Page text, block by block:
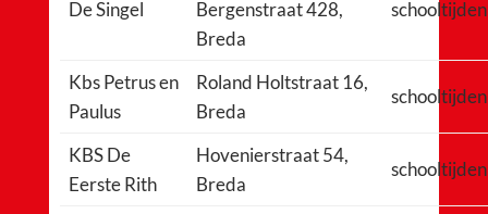
De Singel
Bergenstraat 428,
Breda
schooltijden
Kbs Petrus en
Paulus
Roland Holtstraat 16,
Breda
schooltijden
KBS De
Eerste Rith
Hovenierstraat 54,
Breda
schooltijden